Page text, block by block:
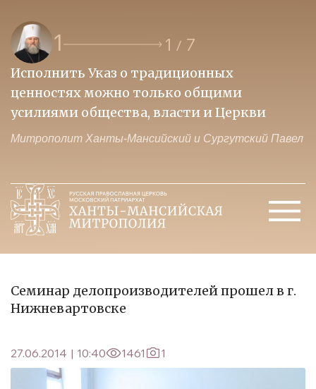
1 1 / 7
Исполнить Указ о традиционных
ценностях можно только общими
усилиями общества, власти и Церкви
Митрополит Ханты-Мансийский и Сургутский Павел
Семинар делопроизводителей прошел в г.
Нижневартовске
27.06.2014 | 10:40 1461 1